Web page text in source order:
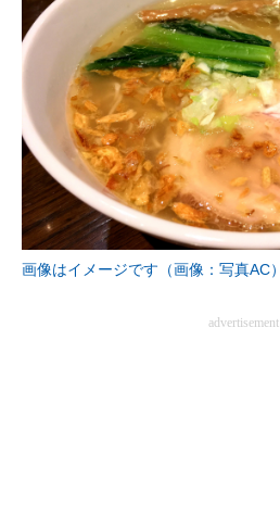
ちょっと気になるネットの話題
画像はイメージです（画像：写真AC）
advertisement